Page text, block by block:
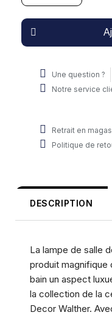
Une question ?
Notre service
Retrait en
Politique de
DESCRIPTION
La lampe de salle
produit magnifique
bain un aspect
la collection de la
Decor Walther.